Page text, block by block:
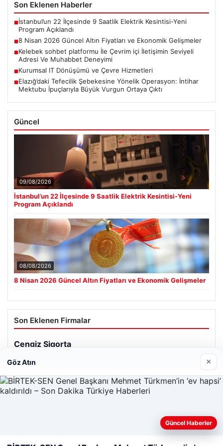
Son Eklenen Haberler
■İstanbul’un 22 İlçesinde 9 Saatlik Elektrik Kesintisi-Yeni
Program Açıklandı
■8 Nisan 2026 Güncel Altın Fiyatları ve Ekonomik Gelişmeler
■Kelebek sohbet platformu İle Çevrim içi İletişimin Seviyeli
Adresi Ve Muhabbet Deneyimi
■Kurumsal IT Dönüşümü ve Çevre Hizmetleri
■Elazığ’daki Tefecilik Şebekesine Yönelik Operasyon: İntihar
Mektubu İpuçlarıyla Büyük Vurgun Ortaya Çıktı
Güncel
09/08/2026
İstanbul’un 22 İlçesinde 9 Saatlik Elektrik Kesintisi-Yeni
Program Açıklandı
08/08/2026
8 Nisan 2026 Güncel Altın Fiyatları ve Ekonomik Gelişmeler
Son Eklenen Firmalar
Web sitemizi nasıl kullandığınızı daha iyi anlayabilmek,
Göz Atın ×
Güncel Haberler